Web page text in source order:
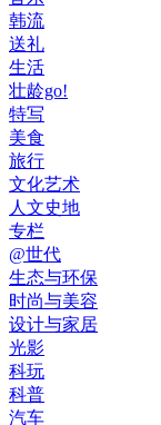
韩流
送礼
生活
壮龄go!
特写
美食
旅行
文化艺术
人文史地
专栏
@世代
生态与环保
时尚与美容
设计与家居
光影
科玩
科普
汽车